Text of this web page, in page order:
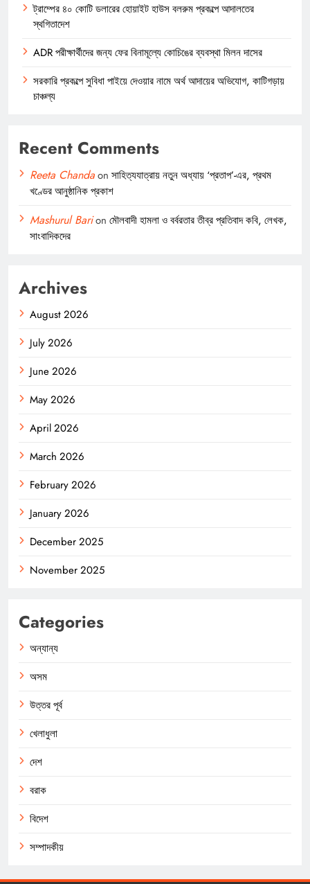
ট্রাম্পের ৪০ কোটি ডলারের হোয়াইট হাউস বলরুম প্রকল্পে আদালতের
স্থগিতাদেশ
ADR পরীক্ষার্থীদের জন্য ফের বিনামূল্যে কোচিঙের ব্যবস্থা মিলন দাসের
সরকারি প্রকল্পে সুবিধা পাইয়ে দেওয়ার নামে অর্থ আদায়ের অভিযোগ, কাটিগড়ায়
চাঞ্চল্য
Recent Comments
Reeta Chandaon সাহিত্যযাত্রায় নতুন অধ্যায় ‘প্রতাপ’-এর, প্রথম
খণ্ডের আনুষ্ঠানিক প্রকাশ
Mashurul Barion মৌলবাদী হামলা ও বর্বরতার তীব্র প্রতিবাদ কবি, লেখক,
সাংবাদিকদের
Archives
August 2026
July 2026
June 2026
May 2026
April 2026
March 2026
February 2026
January 2026
December 2025
November 2025
Categories
অন্যান্য
অসম
উত্তর পূর্ব
খেলাধুলা
দেশ
বরাক
বিদেশ
সম্পাদকীয়